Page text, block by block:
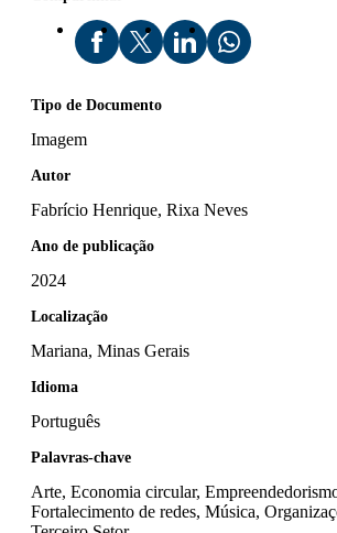
Tipo de Documento
Imagem
Autor
Fabrício Henrique, Rixa Neves
Ano de publicação
2024
Localização
Mariana, Minas Gerais
Idioma
Português
Palavras-chave
Arte, Economia circular,
Fortalecimento de redes, Música,